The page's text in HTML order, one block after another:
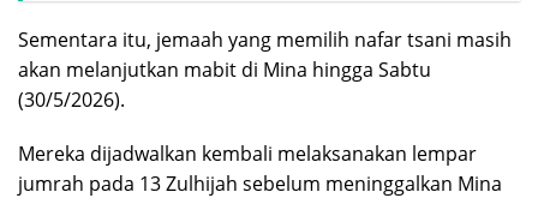
Sementara itu, jemaah yang memilih nafar tsani masih
akan melanjutkan mabit di Mina hingga Sabtu
(30/5/2026).
Mereka dijadwalkan kembali melaksanakan lempar
jumrah pada 13 Zulhijah sebelum meninggalkan Mina